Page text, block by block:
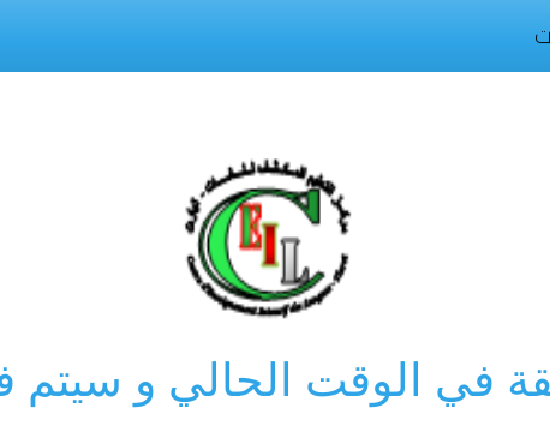
في الوقت الحالي و